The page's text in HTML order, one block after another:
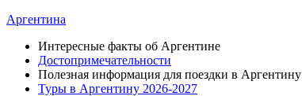
Аргентина
Интересные факты об Аргентине
Достопримечательности
Полезная информация для поездки в Аргентину
Туры в Аргентину 2026-2027